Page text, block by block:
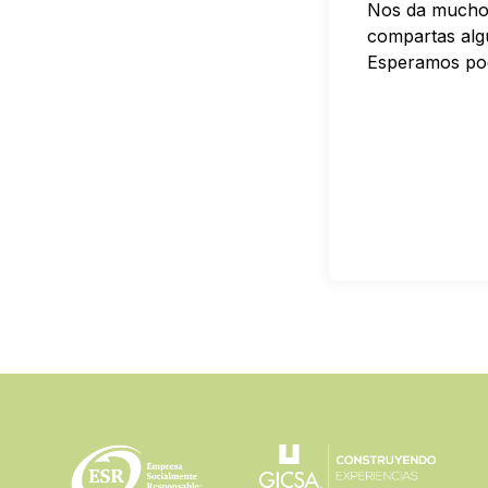
Nos da
compartas
Esperamos